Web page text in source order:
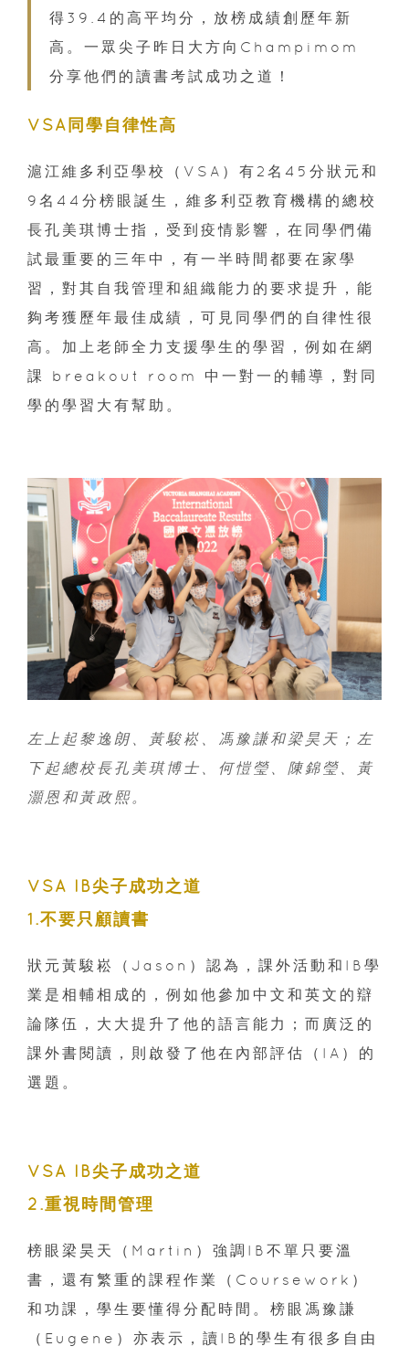
得39.4的高平均分，放榜成績創歷年新
高。一眾尖子昨日大方向Champimom
分享他們的讀書考試成功之道！
VSA同學自律性高
滬江維多利亞學校（VSA）有2名45分狀元和
9名44分榜眼誕生，維多利亞教育機構的總校
長孔美琪博士指，受到疫情影響，在同學們備
試最重要的三年中，有一半時間都要在家學
習，對其自我管理和組織能力的要求提升，能
夠考獲歷年最佳成績，可見同學們的自律性很
高。加上老師全力支援學生的學習，例如在網
課 breakout room 中一對一的輔導，對同
學的學習大有幫助。
左上起黎逸朗、黃駿崧、馮豫謙和梁昊天；左
下起總校長孔美琪博士、何愷瑩、陳錦瑩、黃
灝恩和黃政熙。
VSA IB尖子成功之道
1.不要只顧讀書
狀元黃駿崧（Jason）認為，課外活動和IB學
業是相輔相成的，例如他參加中文和英文的辯
論隊伍，大大提升了他的語言能力；而廣泛的
課外書閱讀，則啟發了他在內部評估（IA）的
選題。
VSA IB尖子成功之道
2.重視時間管理
榜眼梁昊天（Martin）強調IB不單只要溫
書，還有繁重的課程作業（Coursework）
和功課，學生要懂得分配時間。榜眼馮豫謙
（Eugene）亦表示，讀IB的學生有很多自由